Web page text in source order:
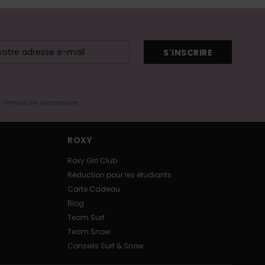
S'INSCRIRE
de bienvenue
ROXY
Roxy Girl Club
Réduction pour les étudiants
Carte Cadeau
Blog
Team Surf
Team Snow
Conseils Surf & Snow